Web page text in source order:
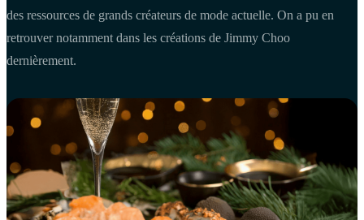
des ressources de grands créateurs de mode actuelle. On a pu en
retrouver notamment dans les créations de Jimmy Choo
dernièrement.